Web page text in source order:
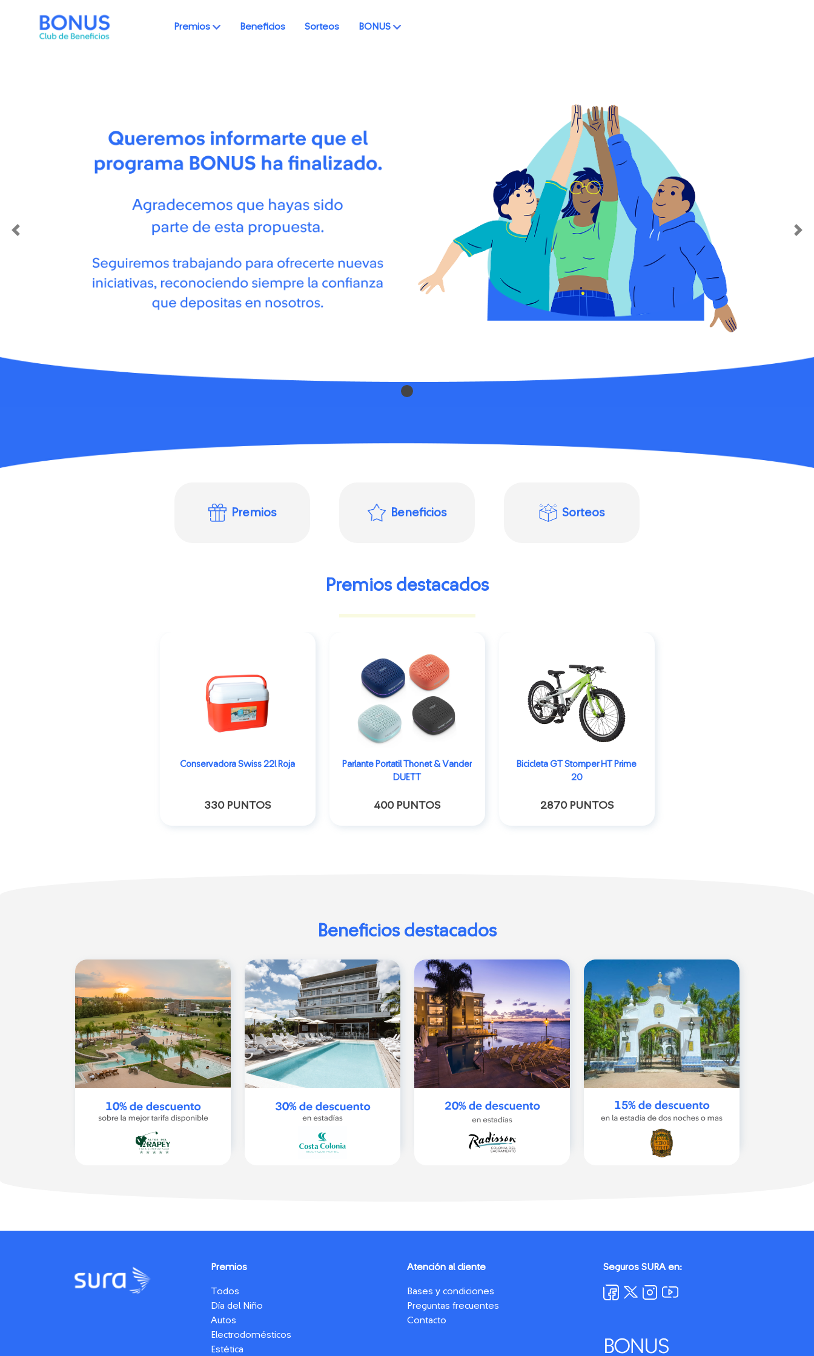
Premios Beneficios Sorteos BONUS
Premios Beneficios Sorteos
Premios destacados
Conservadora Swiss 22l Roja
330 PUNTOS
Parlante Portatil Thonet & Vander
DUETT
400 PUNTOS
Bicicleta GT Stomper HT Prime
20
2870 PUNTOS
Beneficios destacados
Premios
Todos
Día del Niño
Autos
Electrodomésticos
Estética
Atención al cliente
Bases y condiciones
Preguntas frecuentes
Contacto
Seguros SURA en: